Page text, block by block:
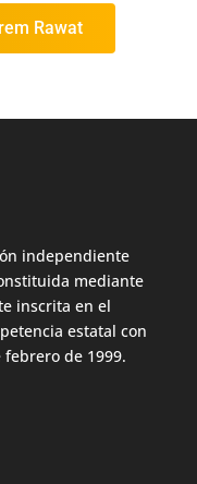
Rawat
independiente
mediante
inscrita en el
estatal con
febrero de 1999.